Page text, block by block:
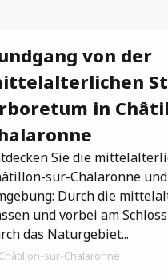
von der
in
Sie die
sur-Chalaronne
Durch die
und vorbei am
das Naturgebiet...
sur-Chalaronne